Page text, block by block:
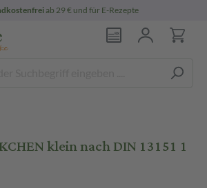
ab 29 € und für E-Rezepte
klein nach DIN 13151 1